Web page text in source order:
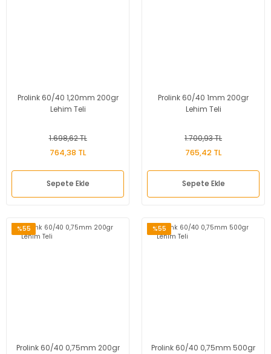
Prolink 60/40 1,20mm 200gr
Lehim Teli
1.698,62 TL
764,38 TL
Sepete Ekle
Prolink 60/40 1mm 200gr
Lehim Teli
1.700,93 TL
765,42 TL
Sepete Ekle
%55
Prolink 60/40 0,75mm 200gr
%55
Prolink 60/40 0,75mm 500gr